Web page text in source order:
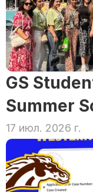
GS
Summer
17 июл. 2026 г.